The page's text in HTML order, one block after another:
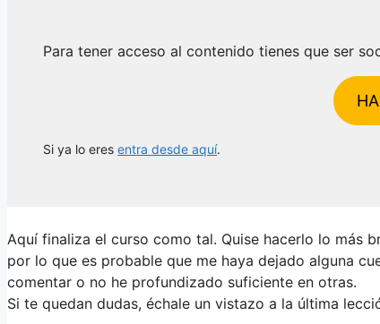
Para tener acceso al contenido tienes que ser
Si ya lo eres entra desde aquí.
Aquí finaliza el curso como tal. Quise hacerlo lo más
por lo que es probable que me haya dejado alguna
comentar o no he profundizado suficiente en otras.
Si te quedan dudas, échale un vistazo a la última